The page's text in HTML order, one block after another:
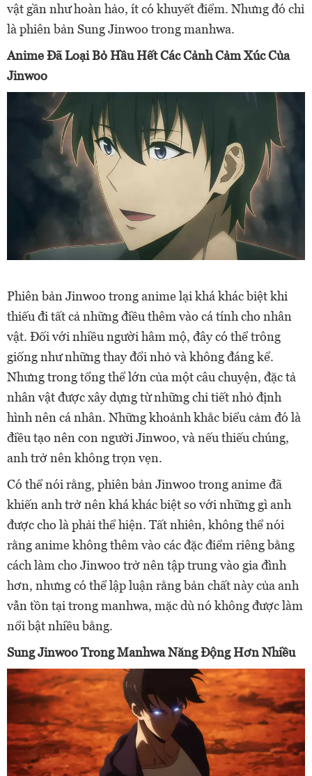
vật gần như hoàn hảo, ít có khuyết điểm. Nhưng đó chỉ
là phiên bản Sung Jinwoo trong manhwa.
Anime Đã Loại Bỏ Hầu Hết Các Cảnh Cảm Xúc Của
Jinwoo
Phiên bản Jinwoo trong anime lại khá khác biệt khi
thiếu đi tất cả những điều thêm vào cá tính cho nhân
vật. Đối với nhiều người hâm mộ, đây có thể trông
giống như những thay đổi nhỏ và không đáng kể.
Nhưng trong tổng thể lớn của một câu chuyện, đặc tả
nhân vật được xây dựng từ những chi tiết nhỏ định
hình nên cá nhân. Những khoảnh khắc biểu cảm đó là
điều tạo nên con người Jinwoo, và nếu thiếu chúng,
anh trở nên không trọn vẹn.
Có thể nói rằng, phiên bản Jinwoo trong anime đã
khiến anh trở nên khá khác biệt so với những gì anh
được cho là phải thể hiện. Tất nhiên, không thể nói
rằng anime không thêm vào các đặc điểm riêng bằng
cách làm cho Jinwoo trở nên tập trung vào gia đình
hơn, nhưng có thể lập luận rằng bản chất này của anh
vẫn tồn tại trong manhwa, mặc dù nó không được làm
nổi bật nhiều bằng.
Sung Jinwoo Trong Manhwa Năng Động Hơn Nhiều